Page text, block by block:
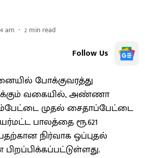
am 2 min read
Follow Us
போக்குவரத்து
வகையில், அண்ணா
முதல் சைதாப்பேட்டை
பாலத்தை ரூ.621
நிர்வாக ஒப்புதல்